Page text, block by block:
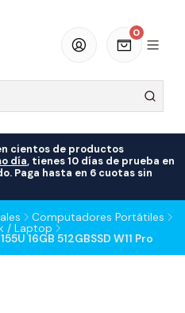
0
cientos de productos
día, tienes 10 días de prueba en
Paga hasta en 6 cuotas sin
Computadores Portátiles
/ Laptop
16GB 512GBSSD W11 Pro